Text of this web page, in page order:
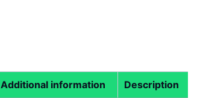
Description
Additional information